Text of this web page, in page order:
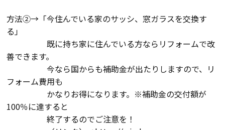
経営理念・
スタッフ紹介
KATSUMIの
取り組み
採用情報
方法②→「今住んでいる家のサッシ、窓ガラスを交換す
る」
既に持ち家に住んでいる方ならリフォームで改
善できます。
今なら国からも補助金が出たりしますので、リ
フォーム費用も
かなりお得になります。※補助金の交付額が
100％に達すると
終了するのでご注意を！